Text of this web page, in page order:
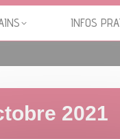
INFOS
2021